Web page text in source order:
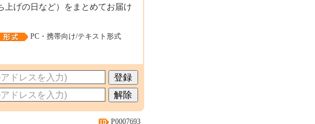
げの日など）をまとめてお届け
PC・携帯向け/テキスト形式
P0007693